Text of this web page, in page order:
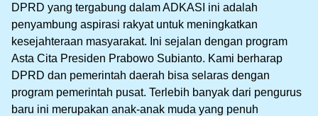
DPRD yang tergabung dalam ADKASI ini adalah
penyambung aspirasi rakyat untuk meningkatkan
kesejahteraan masyarakat. Ini sejalan dengan program
Asta Cita Presiden Prabowo Subianto. Kami berharap
DPRD dan pemerintah daerah bisa selaras dengan
program pemerintah pusat. Terlebih banyak dari pengurus
baru ini merupakan anak-anak muda yang penuh